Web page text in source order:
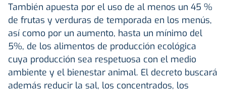
También apuesta por el uso de al menos un 45 %
de frutas y verduras de temporada en los menús,
así como por un aumento, hasta un mínimo del
5%, de los alimentos de producción ecológica
cuya producción sea respetuosa con el medio
ambiente y el bienestar animal. El decreto buscará
además reducir la sal, los concentrados, los